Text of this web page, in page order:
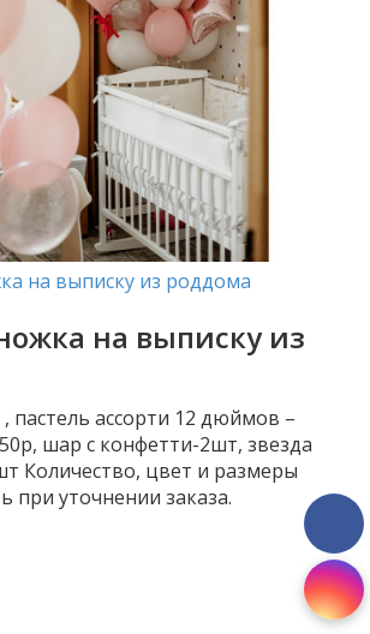
на выписку из
пастель ассорти 12 дюймов –
шар с конфетти-2шт, звезда
Количество, цвет и размеры
при уточнении заказа.